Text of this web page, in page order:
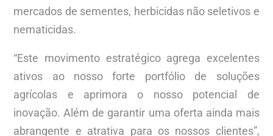
mercados de sementes, herbicidas não seletivos e
nematicidas.
“Este movimento estratégico agrega excelentes
ativos ao nosso forte portfólio de soluções
agrícolas e aprimora o nosso potencial de
inovação. Além de garantir uma oferta ainda mais
abrangente e atrativa para os nossos clientes”,